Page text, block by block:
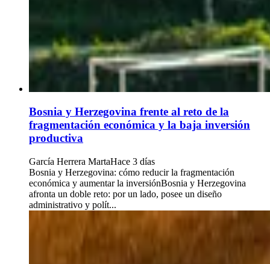
Bosnia y Herzegovina frente al reto de la
fragmentación económica y la baja inversión
productiva
García Herrera MartaHace 3 días
Bosnia y Herzegovina: cómo reducir la fragmentación
económica y aumentar la inversiónBosnia y Herzegovina
afronta un doble reto: por un lado, posee un diseño
administrativo y polít...